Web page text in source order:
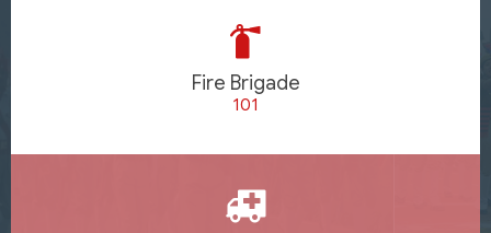
Fire Brigade
101